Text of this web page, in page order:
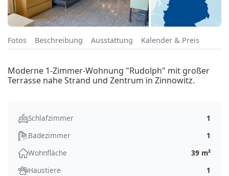
Fotos Beschreibung Ausstattung Kalender & Preis
Moderne 1-Zimmer-Wohnung "Rudolph" mit großer
Terrasse nahe Strand und Zentrum in Zinnowitz.
Schlafzimmer
1
Badezimmer
1
Wohnfläche
39 m²
Haustiere
1